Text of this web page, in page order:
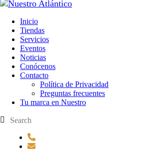
Inicio
Tiendas
Servicios
Eventos
Noticias
Conócenos
Contacto
Política de Privacidad
Preguntas frecuentes
Tu marca en Nuestro